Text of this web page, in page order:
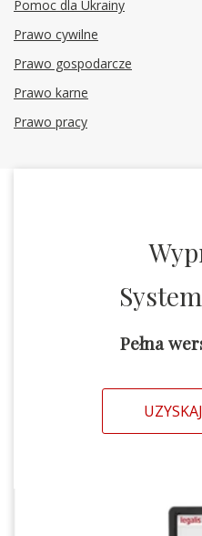
Pomoc dla Ukrainy
Prawo cywilne
Prawo gospodarcze
Prawo karne
Prawo pracy
Pełna